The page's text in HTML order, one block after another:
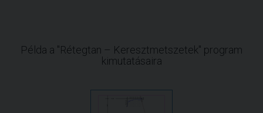
Példa a "Rétegtan – Keresztmetszetek" program
kimutatásaira